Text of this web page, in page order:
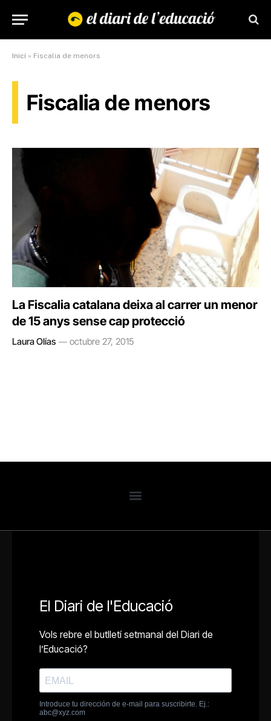
Inici » Fiscalia de menors
Fiscalia de menors
La Fiscalia catalana deixa al carrer un menor
de 15 anys sense cap protecció
Laura Olías octubre 27, 2015